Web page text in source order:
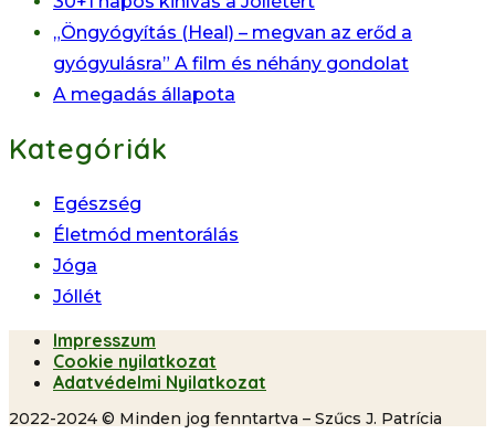
„Öngyógyítás (Heal) – megvan az erőd a
gyógyulásra” A film és néhány gondolat
A megadás állapota
Kategóriák
Egészség
Életmód mentorálás
Jóga
Jóllét
Impresszum
Cookie nyilatkozat
Adatvédelmi Nyilatkozat
2022-2024 © Minden jog fenntartva – Szűcs J. Patrícia